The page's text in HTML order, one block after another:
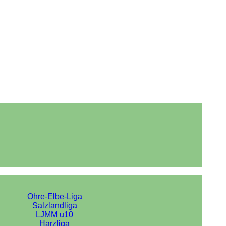
Ohre-Elbe-Liga
Salzlandliga
LJMM u10
Harzliga